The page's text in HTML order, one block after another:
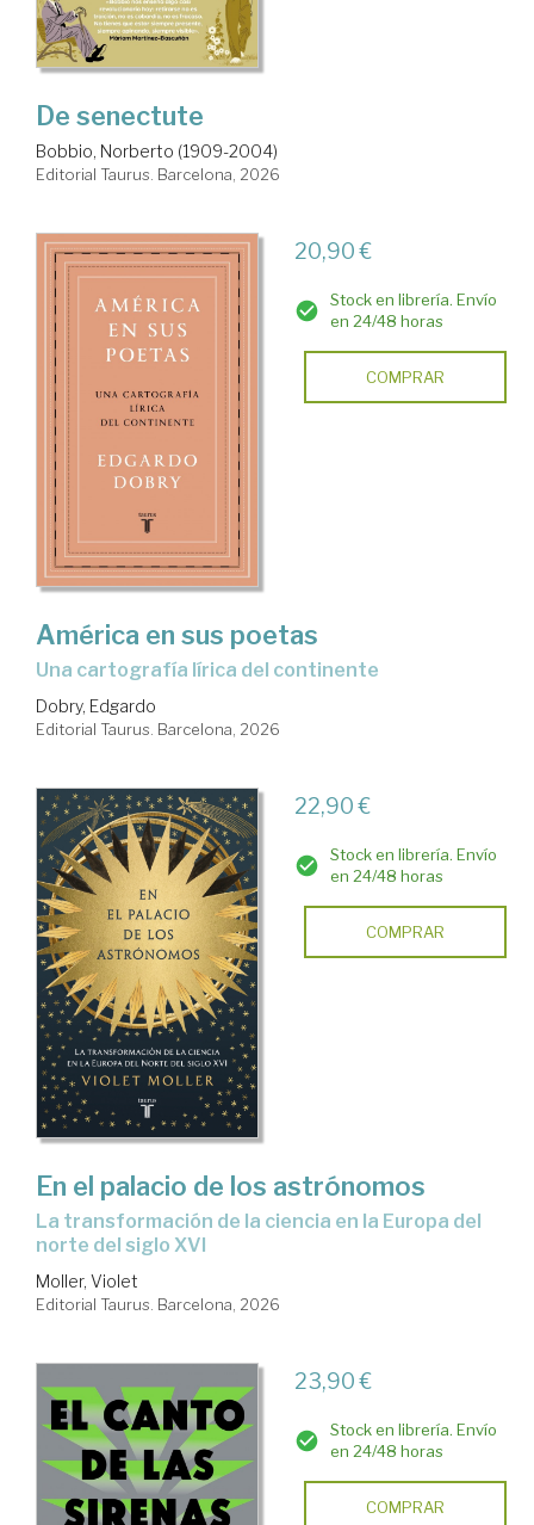
De senectute
Bobbio, Norberto (1909-2004)
Editorial Taurus. Barcelona, 2026
20,90 €
Stock en librería. Envío
en 24/48 horas
COMPRAR
América en sus poetas
Una cartografía lírica del continente
Dobry, Edgardo
Editorial Taurus. Barcelona, 2026
22,90 €
Stock en librería. Envío
en 24/48 horas
COMPRAR
En el palacio de los astrónomos
La transformación de la ciencia en la Europa del
norte del siglo XVI
Moller, Violet
Editorial Taurus. Barcelona, 2026
23,90 €
Stock en librería. Envío
en 24/48 horas
COMPRAR